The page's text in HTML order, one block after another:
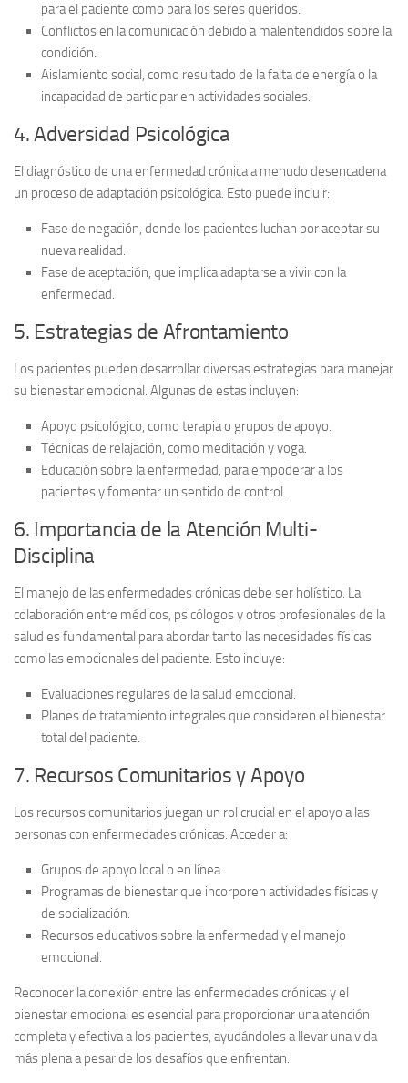
para el paciente como para los seres queridos.
Conflictosen la comunicación debido a malentendidos sobre la
condición.
Aislamiento social, como resultado de la falta de energía o la
incapacidad de participar en actividades sociales.
4. Adversidad Psicológica
El diagnóstico de una enfermedad crónica a menudo desencadena
un proceso de adaptación psicológica. Esto puede incluir:
Fase de negación, donde los pacientes luchan por aceptar su
nueva realidad.
Fase de aceptación, que implica adaptarse a vivir con la
enfermedad.
5. Estrategias de Afrontamiento
Los pacientes pueden desarrollar diversas estrategias para manejar
su bienestar emocional. Algunas de estas incluyen:
Apoyo psicológico, como terapia o grupos de apoyo.
Técnicas de relajación, como meditación y yoga.
Educación sobre la enfermedad, para empoderar a los
pacientes y fomentar un sentido de control.
6. Importancia de la Atención Multi-
Disciplina
El manejo de las enfermedades crónicas debe ser holístico. La
colaboración entre médicos, psicólogos y otros profesionales de la
salud es fundamental para abordar tanto las necesidades físicas
como lasemocionalesdel paciente. Esto incluye:
Evaluaciones regularesde la salud emocional.
Planes de tratamiento integralesque consideren el bienestar
total del paciente.
7. Recursos Comunitarios y Apoyo
Los recursos comunitarios juegan un rol crucial en el apoyo a las
personas con enfermedades crónicas. Acceder a:
Grupos de apoyo local o en línea.
Programas de bienestarque incorporen actividades físicas y
de socialización.
Recursos educativossobre la enfermedad y el manejo
emocional.
Reconocer la conexión entre lasenfermedades crónicasy el
bienestar emocional es esencial para proporcionar una atención
completa y efectiva a los pacientes, ayudándoles a llevar una vida
más plena a pesar de los desafíos que enfrentan.